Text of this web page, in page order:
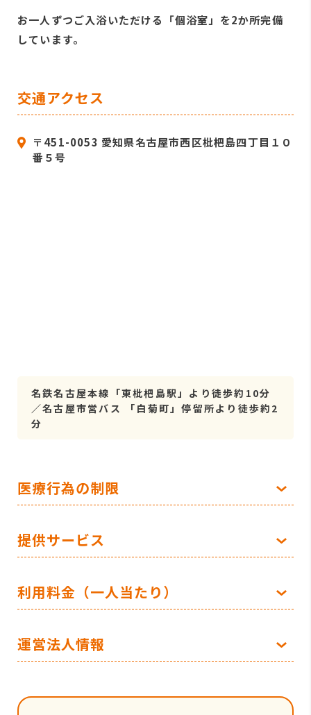
お一人ずつご入浴いただける「個浴室」を2か所完備
しています。
交通アクセス
〒451-0053 愛知県名古屋市西区枇杷島四丁目１０
番５号
名鉄名古屋本線「東枇杷島駅」より徒歩約10分
／名古屋市営バス 「白菊町」停留所より徒歩約2
分
医療行為の制限
提供サービス
利用料金（一人当たり）
運営法人情報